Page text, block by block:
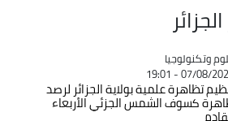
وتكنولوجيا
07/08/2026 -
تظاهرة علمية بولاية الجزائر لرصد
كسوف الشمس الجزئي الأربعاء